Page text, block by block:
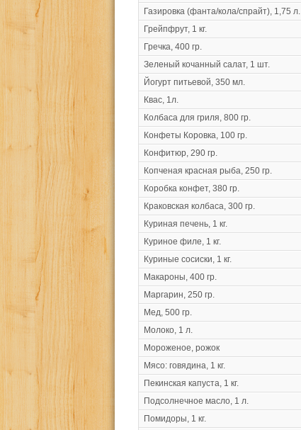
Газировка (фанта/кола/спрайт), 1,75 л.
Грейпфрут, 1 кг.
Гречка, 400 гр.
Зеленый кочанный салат, 1 шт.
Йогурт питьевой, 350 мл.
Квас, 1л.
Колбаса для гриля, 800 гр.
Конфеты Коровка, 100 гр.
Конфитюр, 290 гр.
Копченая красная рыба, 250 гр.
Коробка конфет, 380 гр.
Краковская колбаса, 300 гр.
Куриная печень, 1 кг.
Куриное филе, 1 кг.
Куриные сосиски, 1 кг.
Макароны, 400 гр.
Маргарин, 250 гр.
Мед, 500 гр.
Молоко, 1 л.
Мороженое, рожок
Мясо: говядина, 1 кг.
Пекинская капуста, 1 кг.
Подсолнечное масло, 1 л.
Помидоры, 1 кг.